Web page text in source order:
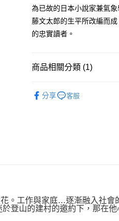
※ 請注意：結帳手續完成當
絡購買商品的店家。未經商家
先享後付繳納相關費用。
※ 交易是否成功請以「AFTEE
【注意事項】
求債權轉讓予恩沛科技股份有
動。
萊爾富取貨付款
每筆NT$80，滿NT$500(
為已故的日本小說家兼氣
藤文太郎的生平所改編而
的忠實讀者。
商品相關分類 (1)
分享
客服
。工作與家庭…逐漸融入社會
登山的建村的邀約下，那在